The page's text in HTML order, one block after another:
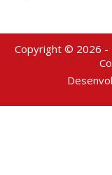
Copyright © 2026 -